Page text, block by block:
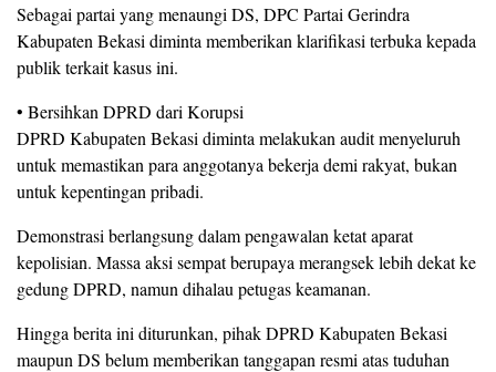
Sebagai partai yang menaungi DS, DPC Partai Gerindra
Kabupaten Bekasi diminta memberikan klarifikasi terbuka kepada
publik terkait kasus ini.
• Bersihkan DPRD dari Korupsi
DPRD Kabupaten Bekasi diminta melakukan audit menyeluruh
untuk memastikan para anggotanya bekerja demi rakyat, bukan
untuk kepentingan pribadi.
Demonstrasi berlangsung dalam pengawalan ketat aparat
kepolisian. Massa aksi sempat berupaya merangsek lebih dekat ke
gedung DPRD, namun dihalau petugas keamanan.
Hingga berita ini diturunkan, pihak DPRD Kabupaten Bekasi
maupun DS belum memberikan tanggapan resmi atas tuduhan